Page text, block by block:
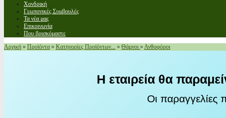
Χονδρική
Γεωπονικές Συμβουλές
Τα νέα μας
Επικοινωνία
Που βρισκόμαστε
Αρχική » Προϊόντα » Κατηγορίες Προϊόντων... » Θάμνοι »Ανθοφόροι
Η εταιρεία θα
Οι παραγγελίες